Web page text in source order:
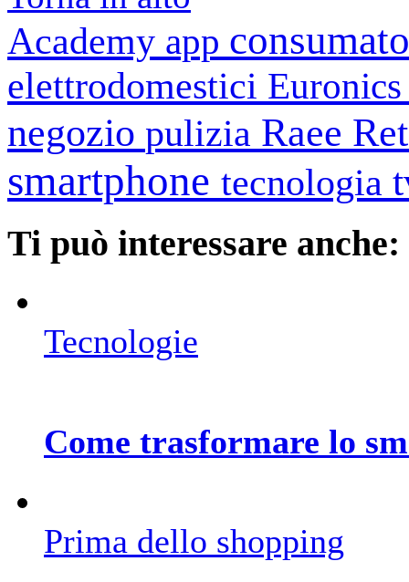
Academy app
elettrodomestici
negozio pulizia Raee
smartphone tecnologia
Ti può interessare anche:
Tecnologie
Come trasformare lo
Prima dello shopping